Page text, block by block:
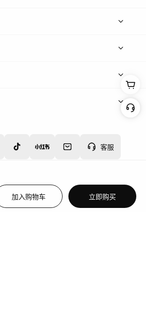
加入购物车 立即购买
客服
可证：川B2-20160192
蜀ICP备12020238号-4
违法和不良信息举报中心